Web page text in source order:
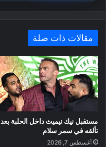
مقالات ذات صلة
مستقبل نيك نيميث داخل الحلبة بعد
تألقه في سمر سلام
أغسطس 7, 2026